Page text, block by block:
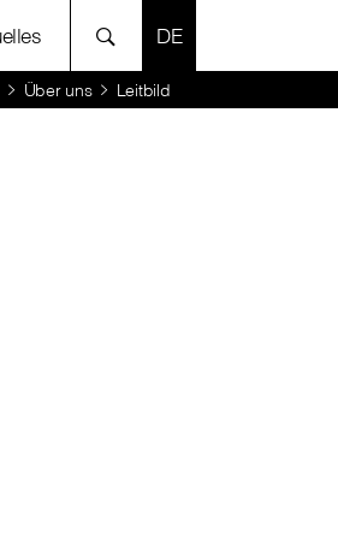
SPRACHE
Über uns Leitbild